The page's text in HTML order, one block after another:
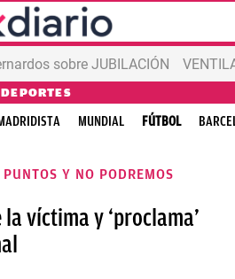
sobre JUBILACIÓN
DEPORTES
MUNDIAL FÚTBOL
Y NO PODREMOS
víctima y ‘proclama’